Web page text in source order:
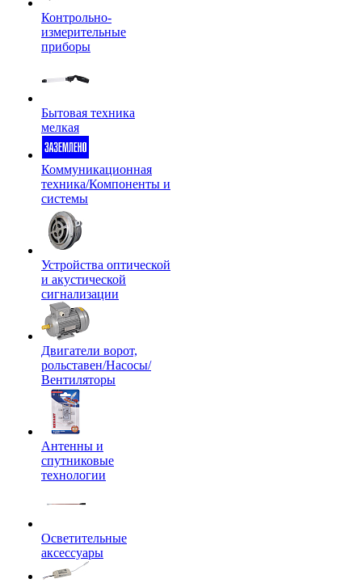
Контрольно-
измерительные
приборы
Бытовая техника
мелкая
Коммуникационная
техника/Компоненты и
системы
Устройства оптической
и акустической
сигнализации
Двигатели ворот,
рольставен/Насосы/
Вентиляторы
Антенны и
спутниковые
технологии
Осветительные
аксессуары